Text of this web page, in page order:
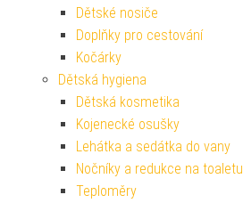
Dětské nosiče
Doplňky pro cestování
Kočárky
Dětská hygiena
Dětská kosmetika
Kojenecké osušky
Lehátka a sedátka do vany
Nočníky a redukce na toaletu
Teploměry